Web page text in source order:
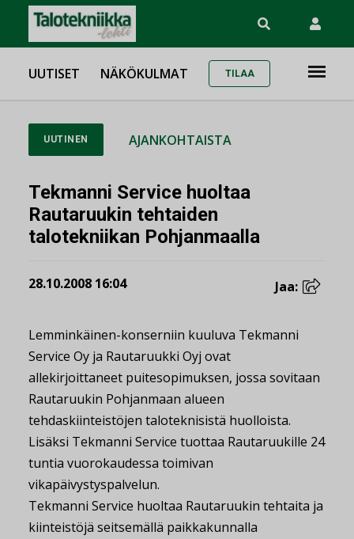
UUTISET NÄKÖKULMAT TILAA
UUTINEN AJANKOHTAISTA
Tekmanni Service huoltaa
Rautaruukin tehtaiden
talotekniikan Pohjanmaalla
28.10.2008 16:04 Jaa:
Lemminkäinen-konserniin kuuluva Tekmanni
Service Oy ja Rautaruukki Oyj ovat
allekirjoittaneet puitesopimuksen, jossa sovitaan
Rautaruukin Pohjanmaan alueen
tehdaskiinteistöjen taloteknisistä huolloista.
Lisäksi Tekmanni Service tuottaa Rautaruukille 24
tuntia vuorokaudessa toimivan
vikapäivystyspalvelun.
Tekmanni Service huoltaa Rautaruukin tehtaita ja
kiinteistöjä seitsemällä paikkakunnalla